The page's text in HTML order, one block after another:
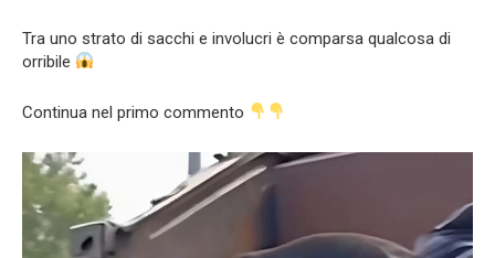
Tra uno strato di sacchi e involucri è comparsa qualcosa di
orribile
Continua nel primo commento